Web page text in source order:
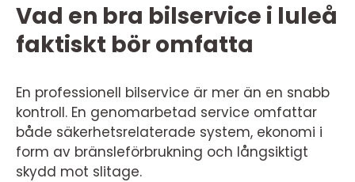
Vad en bra bilservice i luleå
faktiskt bör omfatta
En professionell bilservice är mer än en snabb
kontroll. En genomarbetad service omfattar
både säkerhetsrelaterade system, ekonomi i
form av bränsleförbrukning och långsiktigt
skydd mot slitage.